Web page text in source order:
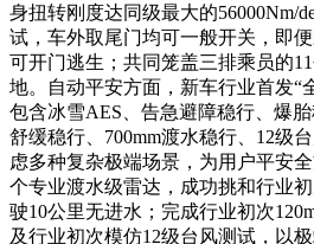
身扭转刚度达同级最大的56000Nm/
试，车外取尾门均可一般开关，即
可开门逃生；共同笼盖三排乘员的
地。自动平安方面，新车行业首发“
包含冰雪AES、告急避障稳行、爆
舒缓稳行、700mm渡水稳行、12级
虑多种复杂极端场景，为用户平安
个专业渡水级雷达，成功挑和行业
驶10公里无进水；完成行业初次
及行业初次模仿12级台风测试，以